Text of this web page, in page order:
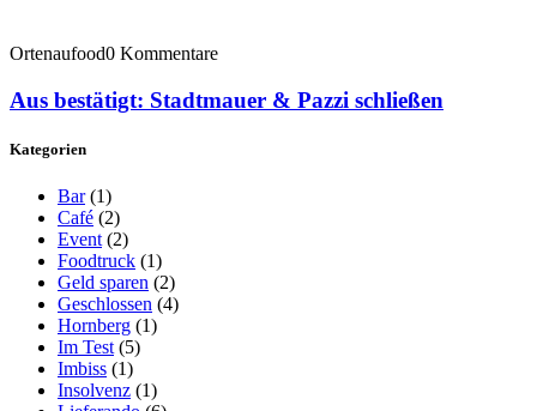
Ortenaufood0 Kommentare
Aus bestätigt: Stadtmauer & Pazzi schließen
Kategorien
Bar (1)
Café (2)
Event (2)
Foodtruck (1)
Geld sparen (2)
Geschlossen (4)
Hornberg (1)
Im Test (5)
Imbiss (1)
Insolvenz (1)